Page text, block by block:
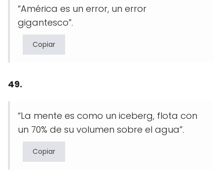
“América es un error, un error
gigantesco”.
Copiar
49.
“La mente es como un iceberg, flota con
un 70% de su volumen sobre el agua”.
Copiar